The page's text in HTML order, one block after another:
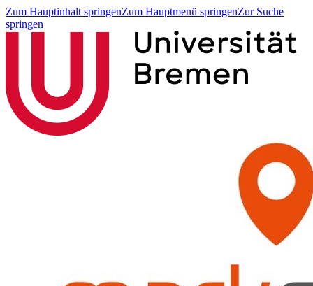
Zum Hauptinhalt springenZum Hauptmenü springenZur Suche
springen